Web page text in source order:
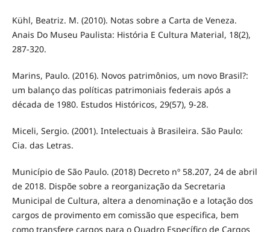
Kühl, Beatriz. M. (2010). Notas sobre a Carta de Veneza.
Anais Do Museu Paulista: História E Cultura Material, 18(2),
287-320.
Marins, Paulo. (2016). Novos patrimônios, um novo Brasil?:
um balanço das políticas patrimoniais federais após a
década de 1980. Estudos Históricos, 29(57), 9-28.
Miceli, Sergio. (2001). Intelectuais à Brasileira. São Paulo:
Cia. das Letras.
Município de São Paulo. (2018) Decreto nº 58.207, 24 de abril
de 2018. Dispõe sobre a reorganização da Secretaria
Municipal de Cultura, altera a denominação e a lotação dos
cargos de provimento em comissão que especifica, bem
como transfere cargos para o Quadro Específico de Cargos